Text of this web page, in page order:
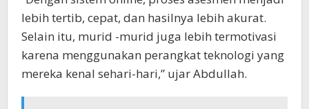
lebih tertib, cepat, dan hasilnya lebih akurat.
Selain itu, murid -murid juga lebih termotivasi
karena menggunakan perangkat teknologi yang
mereka kenal sehari-hari,” ujar Abdullah.